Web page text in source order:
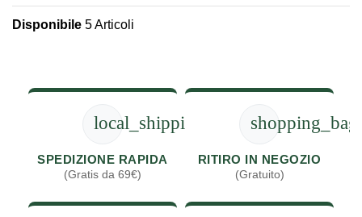
Disponibile 5 Articoli
local_shipping
SPEDIZIONE RAPIDA
(Gratis da 69€)
shopping_bag
RITIRO IN NEGOZIO
(Gratuito)